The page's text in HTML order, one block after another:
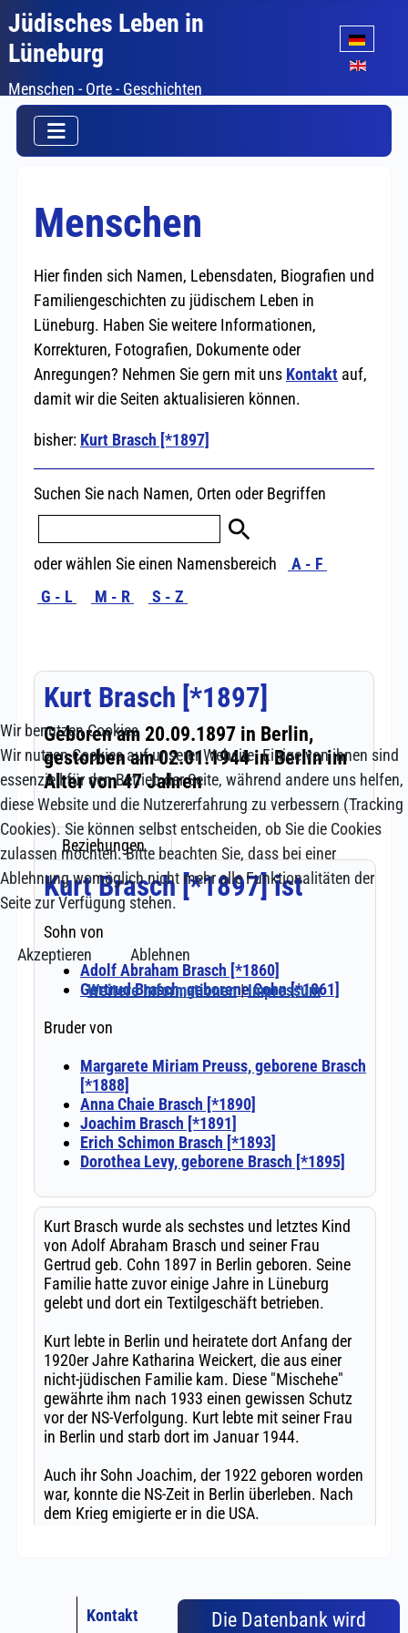
Jüdisches Leben in
Lüneburg
Menschen - Orte - Geschichten
Sprache
Kontakt
Die Datenbank wird
Wir benutzen Cookies
Wir nutzen Cookies auf unserer Website. Einige von ihnen sind
essenziell für den Betrieb der Seite, während andere uns helfen,
diese Website und die Nutzererfahrung zu verbessern (Tracking
Cookies). Sie können selbst entscheiden, ob Sie die Cookies
zulassen möchten. Bitte beachten Sie, dass bei einer
Ablehnung womöglich nicht mehr alle Funktionalitäten der
Seite zur Verfügung stehen.
Akzeptieren
Ablehnen
Weitere Informationen|Impressum